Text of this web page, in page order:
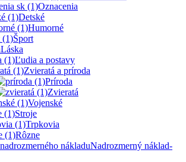
Oznacenia
Detské
Humorné
Šport
Láska
Ľudia a postavy
Zvieratá a príroda
Príroda
Zvieratá
Vojenské
Stroje
Trpkovia
Rôzne
Nadrozmerný náklad-